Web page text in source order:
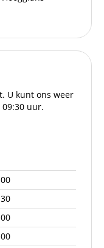
U kunt ons weer
uur.